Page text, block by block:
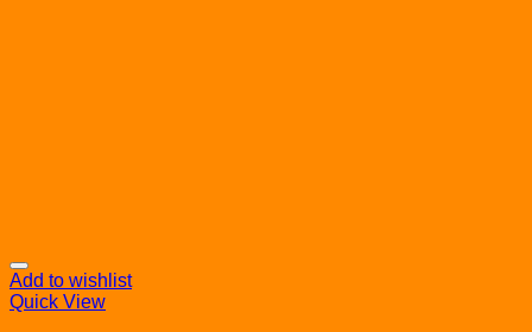
Add to wishlist
Quick View